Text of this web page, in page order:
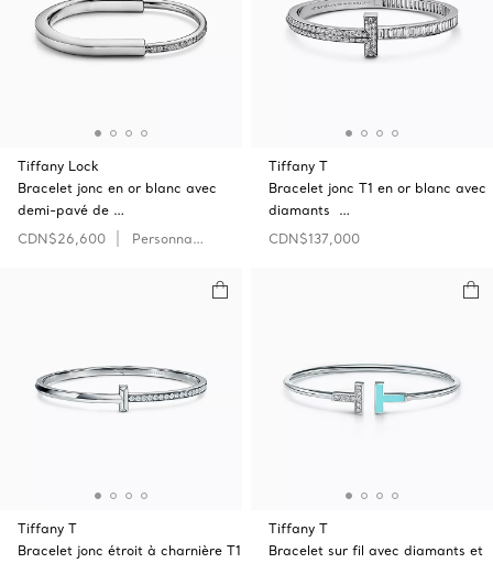
Tiffany Lock
Bracelet jonc en or blanc avec
demi-pavé de …
CDN$26,600
Personnaliser
Tiffany T
Bracelet jonc T1 en or blanc avec
diamants …
CDN$137,000
Tiffany T
Bracelet jonc étroit à charnière T1
Tiffany T
Bracelet sur fil avec diamants et